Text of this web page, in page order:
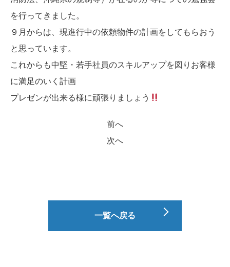
を行ってきました。
９月からは、現進行中の依頼物件の計画をしてもらおう
と思っています。
これからも中堅・若手社員のスキルアップを図りお客様
に満足のいく計画
プレゼンが出来る様に頑張りましょう
前へ
次へ
一覧へ戻る